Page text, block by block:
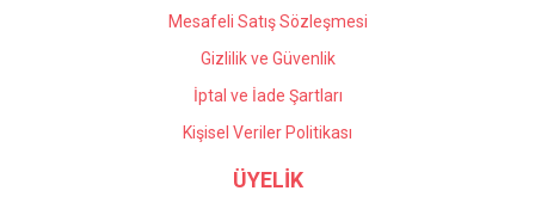
Mesafeli Satış Sözleşmesi
Gizlilik ve Güvenlik
İptal ve İade Şartları
Kişisel Veriler Politikası
ÜYELİK